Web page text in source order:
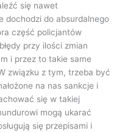
się nawet
dochodzi do absurdalnego
część policjantów
przy ilości zmian
i przez to takie same
związku z tym, trzeba być
na nas sankcje i
się w takiej
mogą ukarać
się przepisami i